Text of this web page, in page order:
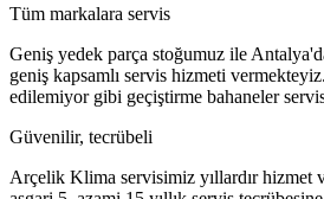
Tüm markalara servis
Geniş yedek parça stoğumuz ile
geniş kapsamlı servis hizmeti
edilemiyor gibi geçiştirme bahaneler
Güvenilir, tecrübeli
Arçelik Klima servisimiz yıllardır hizmet